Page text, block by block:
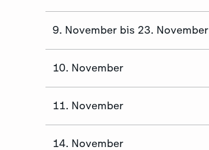
9. November bis 23. November
10. November
11. November
14. November